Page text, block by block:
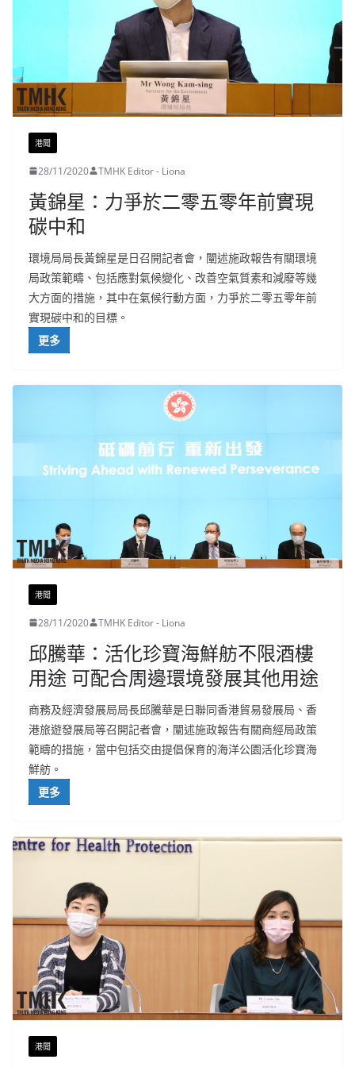
港聞
28/11/2020 TMHK Editor - Liona
黃錦星：力爭於二零五零年前實現
碳中和
環境局局長黃錦星是日召開記者會，闡述施政報告有關環境
局政策範疇、包括應對氣候變化、改善空氣質素和減廢等幾
大方面的措施，其中在氣候行動方面，力爭於二零五零年前
實現碳中和的目標。
更多
港聞
28/11/2020 TMHK Editor - Liona
邱騰華：活化珍寶海鮮舫不限酒樓
用途 可配合周邊環境發展其他用途
商務及經濟發展局局長邱騰華是日聯同香港貿易發展局、香
港旅遊發展局等召開記者會，闡述施政報告有關商經局政策
範疇的措施，當中包括交由提倡保育的海洋公園活化珍寶海
鮮舫。
更多
港聞